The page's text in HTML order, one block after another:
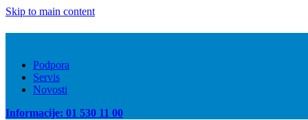
Skip to main content
Podpora
Servis
Novosti
Informacije: 01 530 11 00